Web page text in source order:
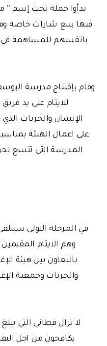
بدأوا حملة تحت إسم ''
فيها ببيع شارات خاصة
بانفسهم للمساهمة في
وقام بإفتتاح مدرسة
للايتام على يد
الإنسان والحريات
على اعمال الهيئة
وهم الايتام
بالتعاون بين هيئة
والحريات وجمعية
لا تزال فطاني التي
يكافحون من اجل